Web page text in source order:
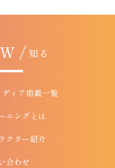
/ 知る
ディア掲載一覧
ニングとは
クター紹介
合わせ